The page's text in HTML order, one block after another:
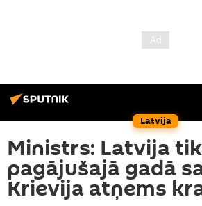
Latvija
Ministrs: Latvija
pagājušajā gadā
Krievija atņems